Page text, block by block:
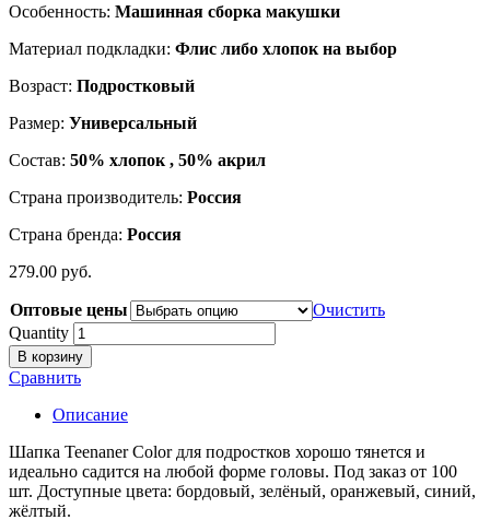
Особенность: Машинная сборка макушки
Материал подкладки: Флис либо хлопок на выбор
Возраст: Подростковый
Размер: Универсальный
Состав: 50% хлопок , 50% акрил
Страна производитель: Россия
Страна бренда: Россия
279.00 руб.
Оптовые цены
Очистить
Quantity
В корзину
Сравнить
Описание
Шапка Teenaner Color для подростков хорошо тянется и
идеально садится на любой форме головы. Под заказ от 100
шт. Доступные цвета: бордовый, зелёный, оранжевый, синий,
жёлтый.